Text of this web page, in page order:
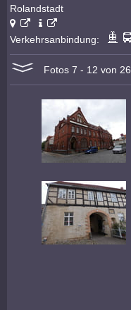
Rolandstadt
Verkehrsanbindung:
Fotos 7 - 12 von 26